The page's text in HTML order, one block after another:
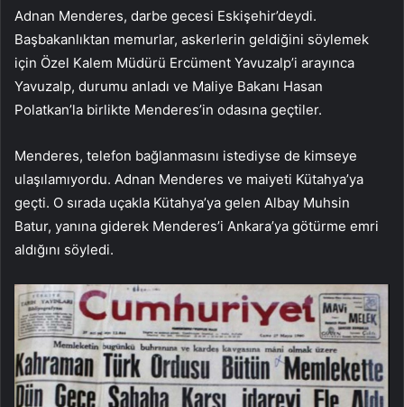
Adnan Menderes, darbe gecesi Eskişehir’deydi.
Başbakanlıktan memurlar, askerlerin geldiğini söylemek
için Özel Kalem Müdürü Ercüment Yavuzalp’i arayınca
Yavuzalp, durumu anladı ve Maliye Bakanı Hasan
Polatkan’la birlikte Menderes’in odasına geçtiler.
Menderes, telefon bağlanmasını istediyse de kimseye
ulaşılamıyordu. Adnan Menderes ve maiyeti Kütahya’ya
geçti. O sırada uçakla Kütahya’ya gelen Albay Muhsin
Batur, yanına giderek Menderes’i Ankara’ya götürme emri
aldığını söyledi.